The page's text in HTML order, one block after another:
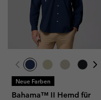
Neue Farben
Bahama™ II Hemd für